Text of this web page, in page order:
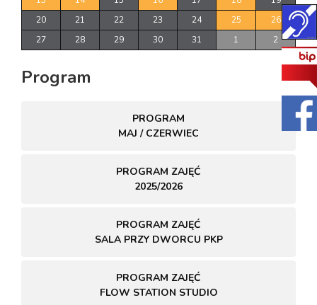
20
21 22 23 24 25
26
27
28 29 30 31 1 2
Program
PROGRAM
MAJ / CZERWIEC
PROGRAM ZAJĘĆ
2025/2026
PROGRAM ZAJĘĆ
SALA PRZY DWORCU PKP
PROGRAM ZAJĘĆ
FLOW STATION STUDIO